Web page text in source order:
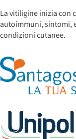
La vitiligine inizia con
autoimmuni, sintomi,
condizioni cutanee.